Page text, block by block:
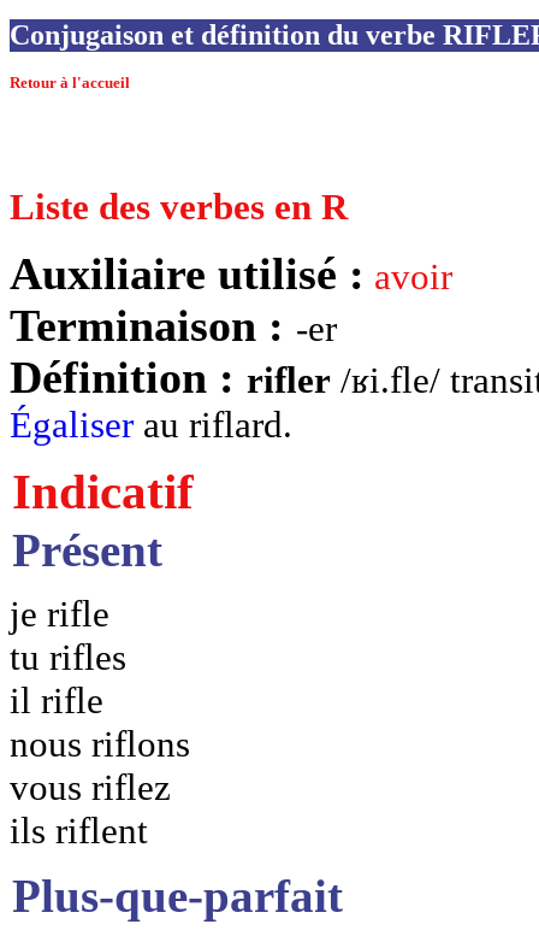
Conjugaison et définition du verbe
Retour à l'accueil
Liste des verbes en R
Auxiliaire utilisé : avoir
Terminaison : -er
Définition : rifler /ʁi.fle/
Égaliser au riflard.
Indicatif
Présent
je rifle
tu rifles
il rifle
nous riflons
vous riflez
ils riflent
Plus-que-parfait